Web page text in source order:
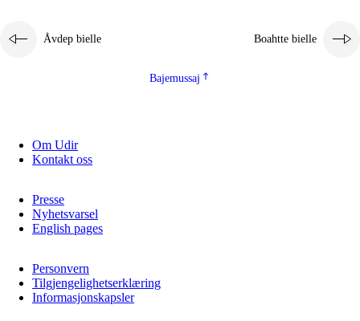
Åvdep bielle Boahtte bielle
Bajemussaj
Om Udir
Kontakt oss
Presse
Nyhetsvarsel
English pages
Personvern
Tilgjengelighetserklæring
Informasjonskapsler